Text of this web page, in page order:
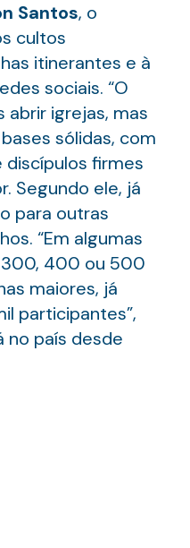
Santos, o
cultos
itinerantes e à
sociais. “O
abrir igrejas, mas
sólidas, com
discípulos firmes
Segundo ele, já
para outras
“Em algumas
400 ou 500
maiores, já
participantes”,
no país desde